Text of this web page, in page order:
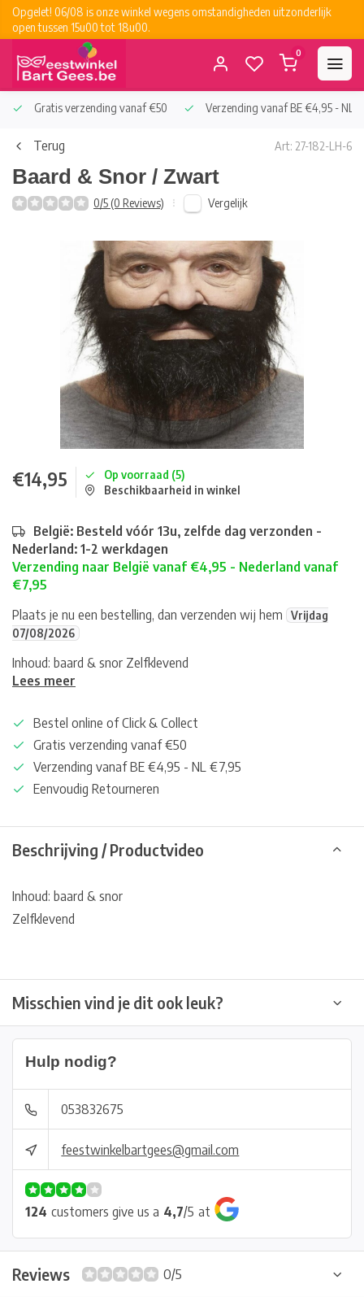
Opgelet! 06/08 is onze winkel wegens omstandigheden uitzonderlijk
open tussen 15u00 tot 18u00.
0
Gratis verzending vanaf €50 Verzending vanaf BE €4,95 - NL
Terug Art: 27-182-LH-6
Baard & Snor / Zwart
0/5 (0 Reviews) Vergelijk
€14,95
Op voorraad (5)
Beschikbaarheid in winkel
België: Besteld vóór 13u, zelfde dag verzonden -
Nederland: 1-2 werkdagen
Verzending naar België vanaf €4,95 - Nederland vanaf
€7,95
Plaats je nu een bestelling, dan verzenden wij hem
Vrijdag
07/08/2026
Inhoud: baard & snor Zelfklevend
Lees meer
Bestel online of Click & Collect
Gratis verzending vanaf €50
Verzending vanaf BE €4,95 - NL €7,95
Eenvoudig Retourneren
Beschrijving / Productvideo
Inhoud: baard & snor
Zelfklevend
Misschien vind je dit ook leuk?
Hulp nodig?
053832675
feestwinkelbartgees@gmail.com
124 customers give us a 4,7/5 at
Reviews
0/5